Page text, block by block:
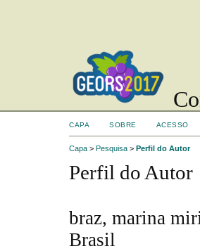
CAPA SOBRE ACESSO
Capa > Pesquisa > Perfil do Autor
Perfil do Autor
braz, marina
Brasil